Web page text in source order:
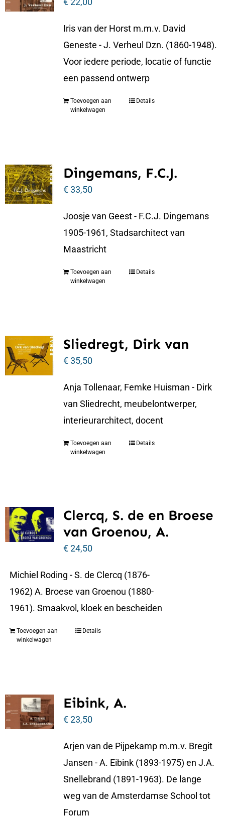
Iris van der Horst m.m.v. David
Geneste - J. Verheul Dzn. (1860-1948).
Voor iedere periode, locatie of functie
een passend ontwerp
Toevoegen aan
winkelwagen
Details
Dingemans, F.C.J.
€33,50
Joosje van Geest - F.C.J. Dingemans
1905-1961, Stadsarchitect van
Maastricht
Toevoegen aan
winkelwagen
Details
Sliedregt, Dirk van
€35,50
Anja Tollenaar, Femke Huisman - Dirk
van Sliedrecht, meubelontwerper,
interieurarchitect, docent
Toevoegen aan
winkelwagen
Details
Clercq, S. de en Broese
van Groenou, A.
€24,50
Michiel Roding - S. de Clercq (1876-
1962) A. Broese van Groenou (1880-
1961). Smaakvol, kloek en bescheiden
Toevoegen aan
winkelwagen
Details
Eibink, A.
€23,50
Arjen van de Pijpekamp m.m.v. Bregit
Jansen - A. Eibink (1893-1975) en J.A.
Snellebrand (1891-1963). De lange
weg van de Amsterdamse School tot
Forum